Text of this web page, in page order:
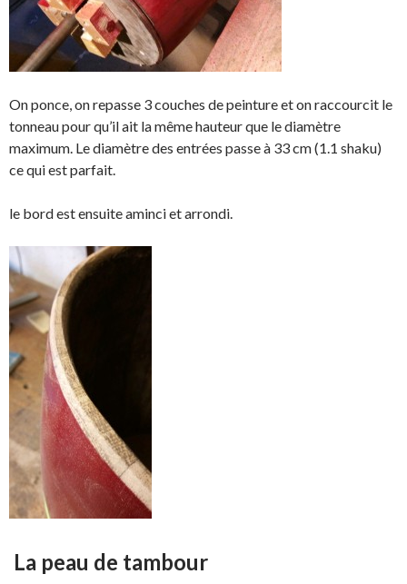
On ponce, on repasse 3 couches de peinture et on raccourcit le
tonneau pour qu’il ait la même hauteur que le diamètre
maximum. Le diamètre des entrées passe à 33 cm (1.1 shaku)
ce qui est parfait.
le bord est ensuite aminci et arrondi.
La peau de tambour